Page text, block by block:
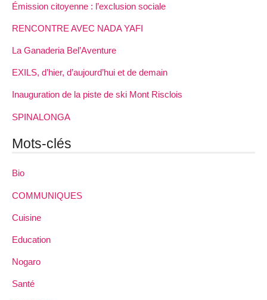
Émission citoyenne : l’exclusion sociale
RENCONTRE AVEC NADA YAFI
La Ganaderia Bel’Aventure
EXILS, d’hier, d’aujourd’hui et de demain
Inauguration de la piste de ski Mont Risclois
SPINALONGA
Mots-clés
Bio
COMMUNIQUES
Cuisine
Education
Nogaro
Santé